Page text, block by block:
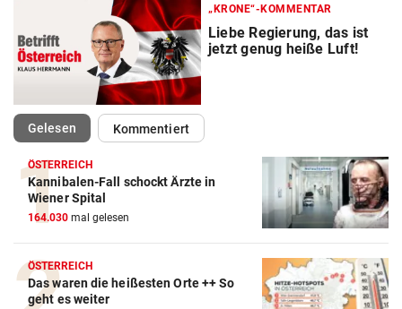
„KRONE“-KOMMENTAR
Liebe Regierung, das ist
jetzt genug heiße Luft!
Gelesen(ausgewählt)Kommentiert
ÖSTERREICH
Kannibalen-Fall schockt Ärzte in
Wiener Spital
164.030 mal gelesen
ÖSTERREICH
Das waren die heißesten Orte ++ So
geht es weiter